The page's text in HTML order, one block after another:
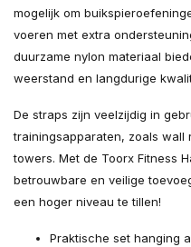
mogelijk om
voeren met extra
duurzame nylon materiaal
weerstand en langdurige
De straps zijn veelzijdig in
trainingsapparaten, zoals
towers. Met de Toorx Fitness
betrouwbare en veilige
een hoger niveau te tillen!
Praktische set hanging